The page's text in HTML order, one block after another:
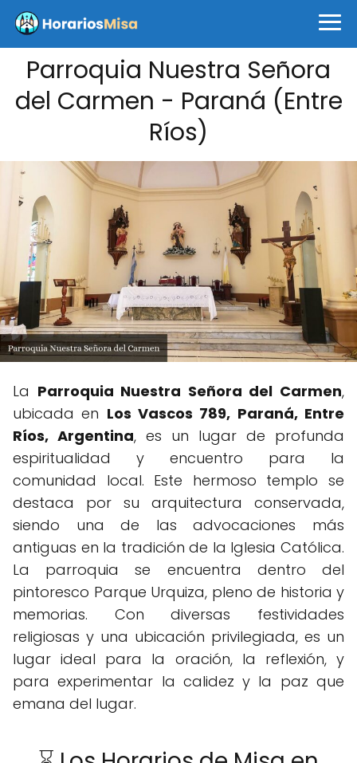
Parroquia Nuestra Señora
del Carmen - Paraná (Entre
Ríos)
La Parroquia Nuestra Señora del Carmen,
ubicada en Los Vascos 789, Paraná, Entre
Ríos, Argentina, es un lugar de profunda
espiritualidad y encuentro para la
comunidad local. Este hermoso templo se
destaca por su arquitectura conservada,
siendo una de las advocaciones más
antiguas en la tradición de la Iglesia Católica.
La parroquia se encuentra dentro del
pintoresco Parque Urquiza, pleno de historia y
memorias. Con diversas festividades
religiosas y una ubicación privilegiada, es un
lugar ideal para la oración, la reflexión, y
para experimentar la calidez y la paz que
emana del lugar.